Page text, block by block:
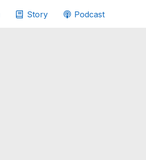
Story Podcast